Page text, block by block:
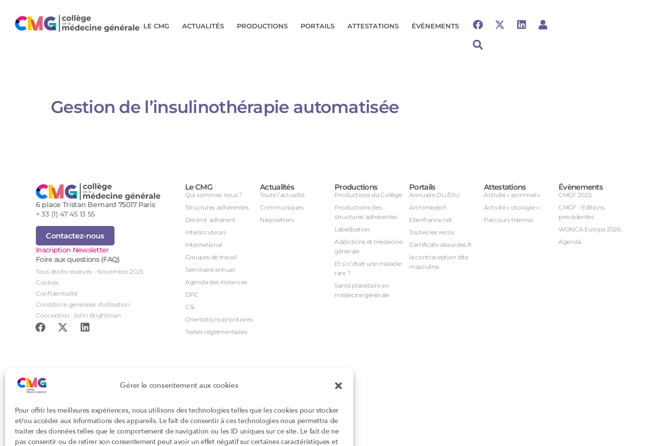
Gérer le consentement aux cookies
Pour offrir les meilleures expériences, nous utilisons des technologies telles que les cookies pour stocker
et/ou accéder aux informations des appareils. Le fait de consentir à ces technologies nous permettra de
traiter des données telles que le comportement de navigation ou les ID uniques sur ce site. Le fait de ne
pas consentir ou de retirer son consentement peut avoir un effet négatif sur certaines caractéristiques et
LE CMG ACTUALITÉS PRODUCTIONS PORTAILS ATTESTATIONS ÉVÈNEMENTS
Gestion de l’insulinothérapie automatisée​
6 place Tristan Bernard 75017 Paris
+ 33 (1) 47 45 13 55
Contactez-nous
Inscription Newsletter
Foire aux questions (FAQ)
Tous droits réservés - Novembre 2023
Cookies
Confidentialité
Conditions générales d'utilisation
Conception : John Brightman
Le CMG
Qui sommes nous ?
Structures adhérentes
Dévenir adhérent
Interlocuteurs
International
Groupes de travail
Séminaire annuel
Agenda des instances
DPC
CSI
Orientations prioritaires
Textes règlementaires
Actualités
Toute l’actualité
Communiqués
Newsletters
Productions
Productions du Collège
Productions des
structures adhérentes
Labellisation
Addictions et médecine
générale
Et si c’était une maladie
rare ?
Santé planétaire en
médecine générale
Portails
Annuaire DU/DIU
Archimede.fr
Ebmfrance.net
Toutes les recos
Certificats-absurdes.fr
la contraception dite
masculine
Attestations
Activité « sommeil »
Activité « otologie »
Parcours triennal
Évènements
CMGF 2025
CMGF - Editions
précédentes
WONCA Europe 2026
Agenda